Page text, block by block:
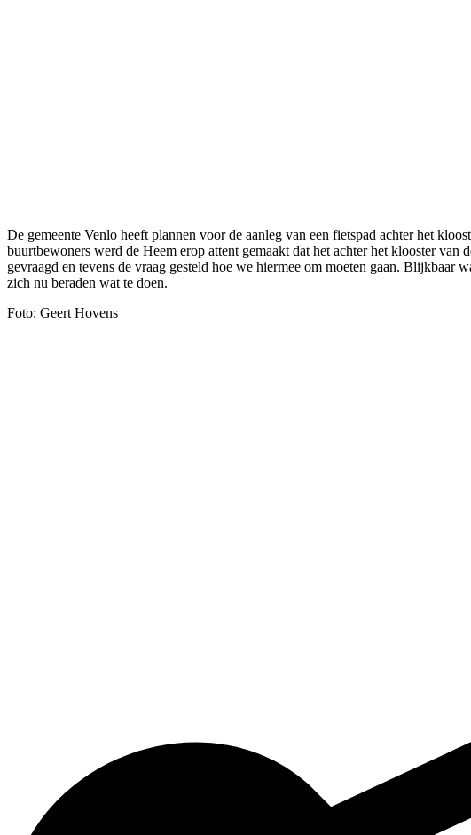
De gemeente Venlo heeft plannen voor de aanleg van een fietspad achter het
buurtbewoners werd de Heem erop attent gemaakt dat het achter het klooster
gevraagd en tevens de vraag gesteld hoe we hiermee om moeten gaan. Blijkbaar
zich nu beraden wat te doen.
Foto: Geert Hovens